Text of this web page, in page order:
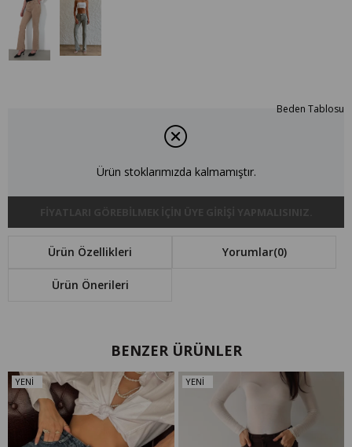
Ürün stoklarımızda kalmamıştır.
Beden Tablosu
Ürün Özellikleri Yorumlar(0)
Ürün Önerileri
BENZER ÜRÜNLER
YENI
ÜRÜN
YENI